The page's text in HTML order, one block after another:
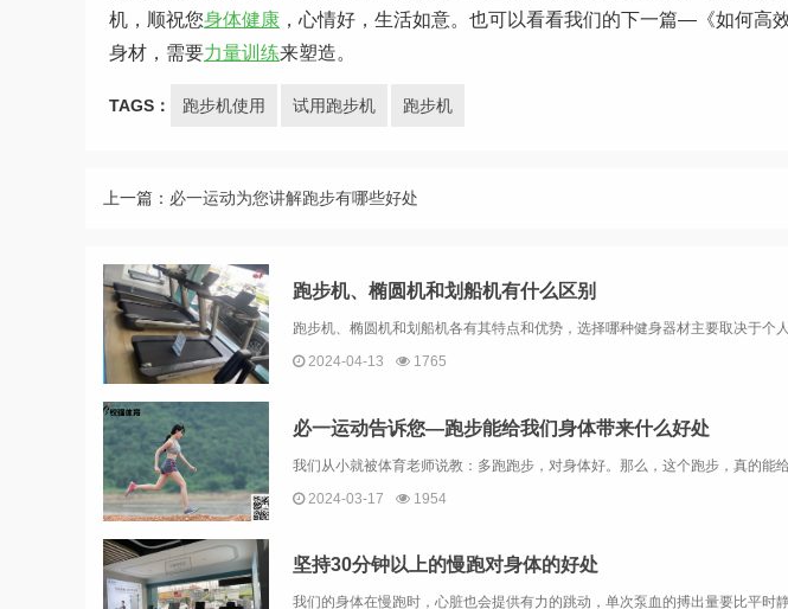
机，顺祝您身体健康 ，心情好，生活如意。也可以看看我们的下一篇—《如何高
身材，需要力量训练来塑造。
TAGS： 跑步机使用 试用跑步机 跑步机
上一篇： 必一运动为您讲解跑步有哪些好处
跑步机、椭圆机和划船机有什么区别
2024-04-13
1765
必一运动告诉您—跑步能给我们身体带来什么好处
2024-03-17
1954
坚持30分钟以上的慢跑对身体的好处